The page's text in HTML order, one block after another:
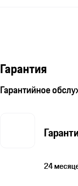
Гарантия
Гарантийное
24